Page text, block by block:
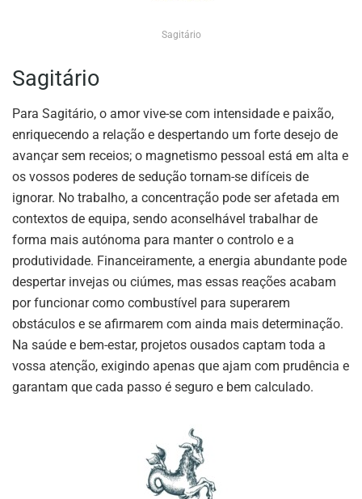
Sagitário
Sagitário
Para Sagitário, o amor vive-se com intensidade e paixão,
enriquecendo a relação e despertando um forte desejo de
avançar sem receios; o magnetismo pessoal está em alta e
os vossos poderes de sedução tornam-se difíceis de
ignorar. No trabalho, a concentração pode ser afetada em
contextos de equipa, sendo aconselhável trabalhar de
forma mais autónoma para manter o controlo e a
produtividade. Financeiramente, a energia abundante pode
despertar invejas ou ciúmes, mas essas reações acabam
por funcionar como combustível para superarem
obstáculos e se afirmarem com ainda mais determinação.
Na saúde e bem-estar, projetos ousados captam toda a
vossa atenção, exigindo apenas que ajam com prudência e
garantam que cada passo é seguro e bem calculado.